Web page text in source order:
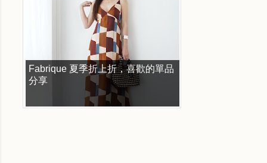
Fabrique 夏季折上折，喜歡的單品
分享